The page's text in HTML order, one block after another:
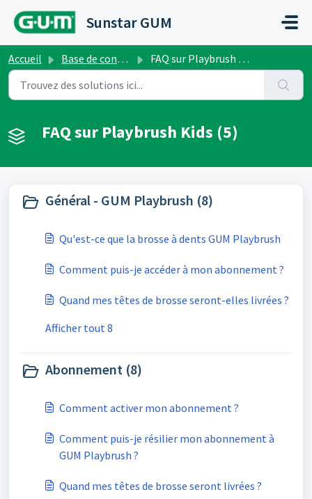
Sunstar GUM
Accueil Base de connaissances FAQ sur Playbrush Kids
FAQ sur Playbrush Kids (5)
Général - GUM Playbrush (8)
Qu'est-ce que la brosse à dents GUM Playbrush
Comment puis-je accéder à mon abonnement ?
Quand mes têtes de brosse seront-elles livrées ?
Afficher tout 8
Abonnement (8)
Comment activer mon abonnement ?
Comment puis-je résilier mon abonnement à
GUM Playbrush ?
Quand mes têtes de brosse seront livrées ?